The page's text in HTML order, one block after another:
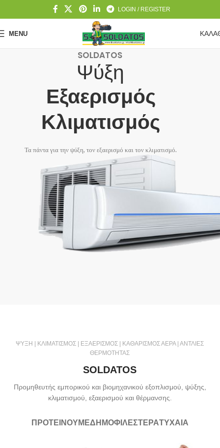
LOGIN / REGISTER
MENU
Εξαερισμός
Ψύξη
Κλιματισμός
Τα πάντα για την ψύξη, τον εξαερισμό και τον κλιματισμό.
SOLDATOS
ΨΥΞΗ | ΚΛΙΜΑΤΙΣΜΟΣ | ΕΞΑΕΡΙΣΜΟΣ | ΚΑΘΑΡΙΣΜΟΣ ΑΕΡΑ | ΑΝΤΛΙΕΣ
ΘΕΡΜΟΤΗΤΑΣ
SOLDATOS
Προμηθευτής εμπορικού και βιομηχανικού εξοπλισμού, ψύξης,
κλιματισμού, εξαερισμού και θέρμανσης.
ΠΡΟΤΕΊΝΟΥΜΕΔΗΜΟΦΙΛΈΣΤΕΡΑΤΥΧΑΊΑ